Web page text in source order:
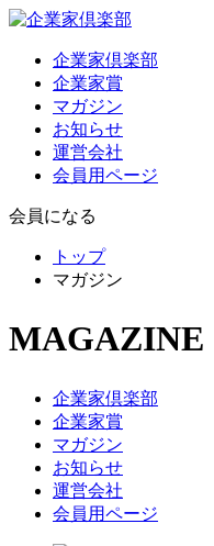
企業家倶楽部
企業家賞
マガジン
お知らせ
運営会社
会員用ページ
会員になる
トップ
マガジン
MAGAZINE
企業家倶楽部
企業家賞
マガジン
お知らせ
運営会社
会員用ページ